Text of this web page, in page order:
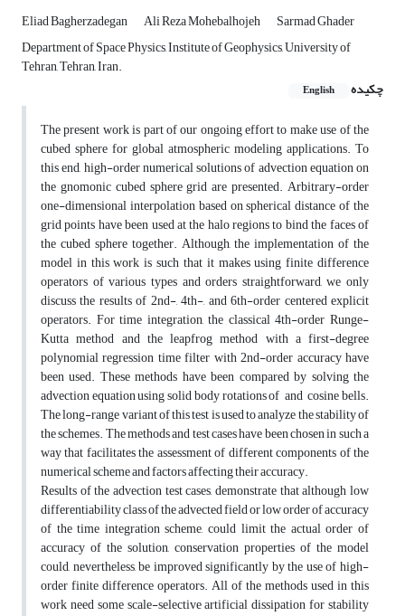
Eliad Bagherzadegan Ali Reza Mohebalhojeh
Sarmad Ghader
Department of Space Physics, Institute of Geophysics, University of
Tehran, Tehran, Iran.
چکیده
English
The present work is part of our ongoing effort to make use of the
cubed sphere for global atmospheric modeling applications. To
this end, high-order numerical solutions of advection equation on
the gnomonic cubed sphere grid are presented. Arbitrary-order
one-dimensional interpolation based on spherical distance of the
grid points have been used at the halo regions to bind the faces of
the cubed sphere together. Although, the implementation of the
model in this work is such that it makes using finite difference
operators of various types and orders straightforward, we only
discuss the results of 2nd-, 4th-, and 6th-order centered explicit
operators. For time integration, the classical 4th-order Runge-
Kutta method and the leapfrog method with a first-degree
polynomial regression time filter with 2nd-order accuracy have
been used. These methods have been compared by solving the
advection equation using solid body rotations of and cosine bells.
The long-range variant of this test is used to analyze the stability of
the schemes. The methods and test cases have been chosen in such a
way that facilitates the assessment of different components of the
numerical scheme and factors affecting their accuracy.
Results of the advection test cases, demonstrate that although low
differentiability class of the advected field or low order of accuracy
of the time integration scheme, could limit the actual order of
accuracy of the solution, conservation properties of the model
could, nevertheless, be improved significantly by the use of high-
order finite difference operators. All of the methods used in this
work need some scale-selective artificial dissipation for stability